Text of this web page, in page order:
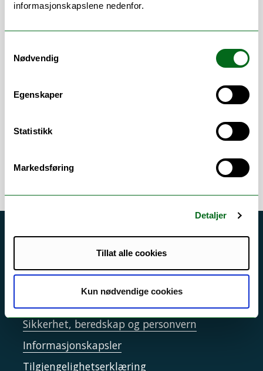
informasjonskapslene nedenfor.
Nødvendig
Egenskaper
Statistikk
Markedsføring
Detaljer
Tillat alle cookies
Kun nødvendige cookies
Bibliotek/Biblioteksveiledning/EndNote/
Lån/
Vitenskapelige
Akutt hjelp
Sikkerhet, beredskap og personvern
Informasjonskapsler
Tilgjengelighetserklæring